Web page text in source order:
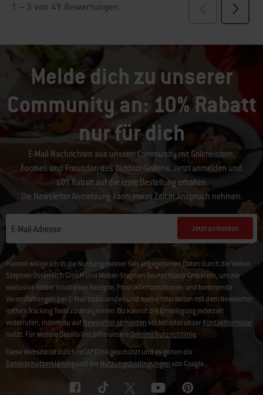
Melde dich zu unserer
Community an: 10% Rabatt
nur für dich
E-Mail-Nachrichten aus unserer Community mit Grillmeistern,
Foodies und Freunden des Outdoor-Grillens. Jetzt anmelden und
10% Rabatt auf die erste Bestellung erhalten.
Die Newsletter Anmeldung kann etwas Zeit in Anspruch nehmen.
E-Mail-Adresse Jetzt anmelden
Hiermit willige ich in die Nutzung meiner hier angegebenen Daten durch die Weber-
Stephen Österreich GmbH und Weber-Stephen Deutschland GmbH ein, um mir
exklusive Weber Inhalte wie Rezepte, Produktinformationen und kommende
Veranstaltungen per E-Mail zuzusenden und meine Interaktion mit dem Newsletter
mittels Tracking Tools zu analysieren. Du kannst die Einwilligung jederzeit
widerrufen, indem du aufNewsletter abmelden klickst oder unserKontaktformular
nutzt. Für weitere Details lies bitte unsereDatenschutzrichtlinie.
Diese Website ist durch reCAPTCHA geschützt und es gelten die
Datenschutzerklärungund dieNutzungsbedingungenvon Google.